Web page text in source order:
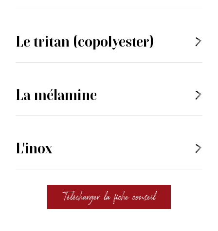
Le tritan (copolyester)
La mélamine
L'inox
Télécharger la fiche conseil